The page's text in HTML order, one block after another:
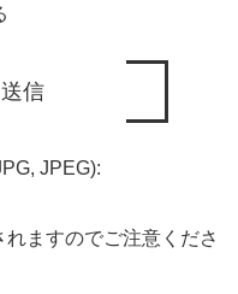
JPEG):
ますのでご注意くださ